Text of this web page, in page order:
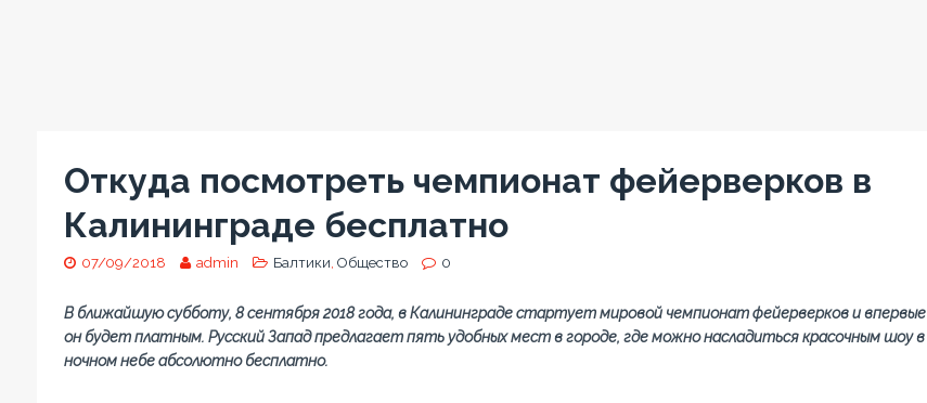
Откуда посмотреть чемпионат фейерверков в
Калининграде бесплатно
07/09/2018 admin Балтики Общество 0
В ближайшую субботу, 8 сентября 2018 года, в Калининграде стартует мировой чемпионат фейерверков и впервые
он будет платным. Русский Запад предлагает пять удобных мест в городе, где можно насладиться красочным шоу в
ночном небе абсолютно бесплатно.